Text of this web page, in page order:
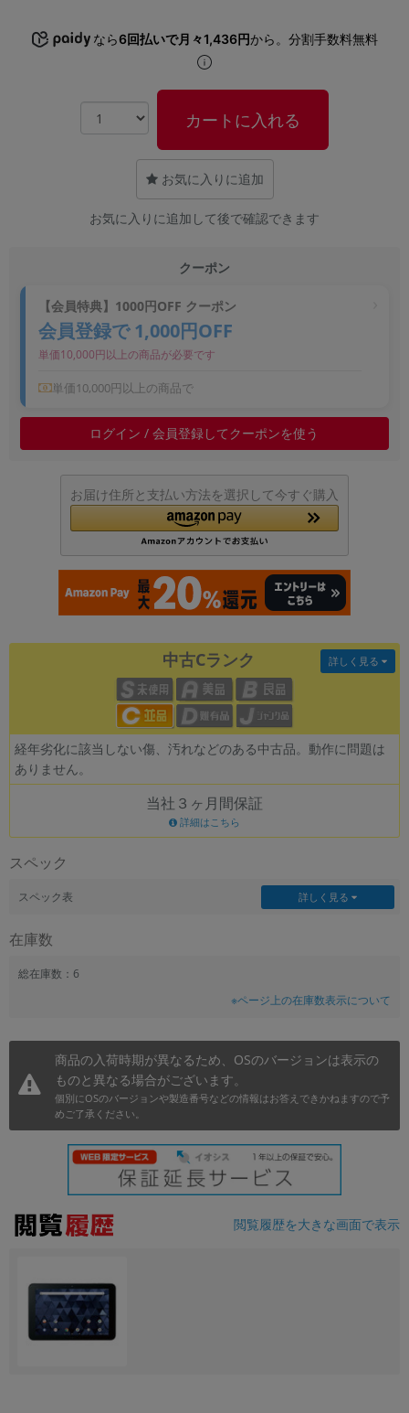
なら6回払いで月々1,436円から。分割手数料無料
カートに入れる
お気に入りに追加
お気に入りに追加して後で確認できます
クーポン
【会員特典】1000円OFF クーポン
会員登録で 1,000円OFF
単価10,000円以上の商品が必要です
単価10,000円以上の商品で
ログイン / 会員登録してクーポンを使う
お届け住所と支払い方法を選択して今すぐ購入
中古Cランク
経年劣化に該当しない傷、汚れなどのある中古品。動作に問題は
ありません。
詳しく見る
当社３ヶ月間保証
詳細はこちら
スペック
スペック表 詳しく見る
在庫数
総在庫数：6
※ページ上の在庫数表示について
商品の入荷時期が異なるため、OSのバージョンは表示の
ものと異なる場合がございます。
個別にOSのバージョンや製造番号などの情報はお答えできかねますので予
めご了承ください。
閲覧履歴を大きな画面で表示
「新品」「未使用」「中古」など
~
モニタサイズ
~
価格
円 ～ 円
年
年 月 まで